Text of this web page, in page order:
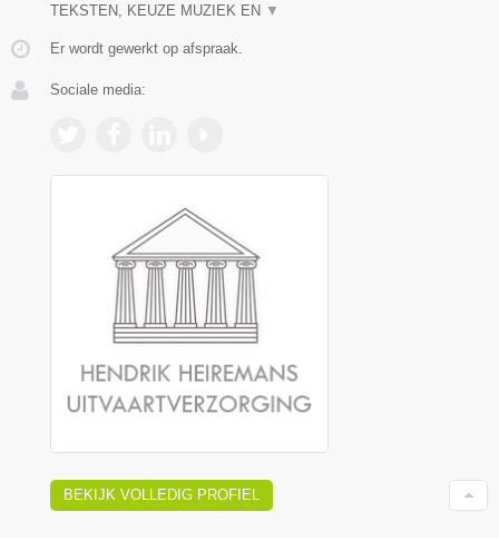
TEKSTEN, KEUZE MUZIEK EN ▼
Er wordt gewerkt op afspraak.
Sociale media:
BEKIJK VOLLEDIG PROFIEL